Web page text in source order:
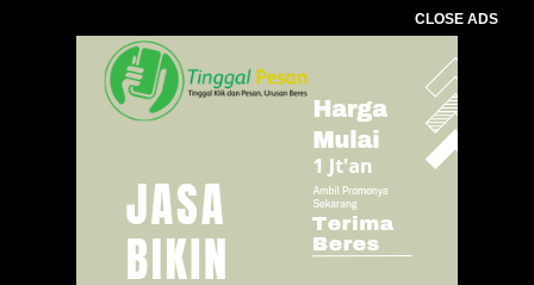
CLOSE ADS